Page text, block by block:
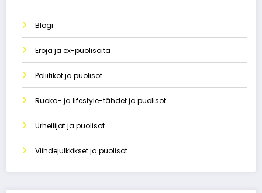
Blogi
Eroja ja ex-puolisoita
Poliitikot ja puolisot
Ruoka- ja lifestyle-tähdet ja puolisot
Urheilijat ja puolisot
Viihdejulkkikset ja puolisot